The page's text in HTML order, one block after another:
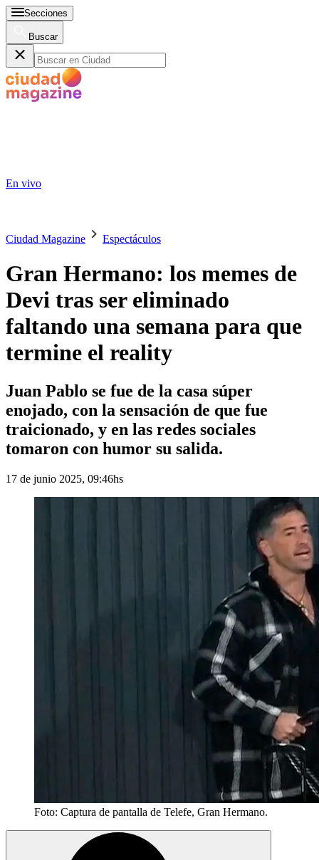
Secciones
Buscar
En vivo
Ciudad Magazine Espectáculos
Gran Hermano: los memes de
Devi tras ser eliminado
faltando una semana para que
termine el reality
Juan Pablo se fue de la casa súper
enojado, con la sensación de que fue
traicionado, y en las redes sociales
tomaron con humor su salida.
17 de junio 2025, 09:46hs
Foto: Captura de pantalla de Telefe, Gran Hermano.